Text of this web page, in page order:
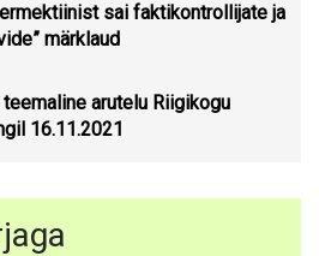
sai faktikontrollijate ja
märklaud
arutelu Riigikogu
16.11.2021